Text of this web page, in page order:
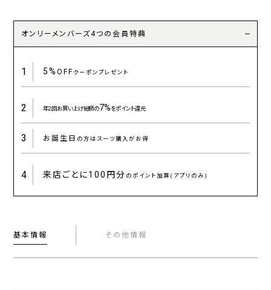
オンリーメンバーズ4つの会員特典
1 5%OFFクーポンプレゼント
2 年2回お買い上げ総額の7%をポイント還元
3 お誕生日 の方はスーツ購入がお得
4 来店ごとに100円分 のポイント加算(アプリのみ)
基本情報 その他情報